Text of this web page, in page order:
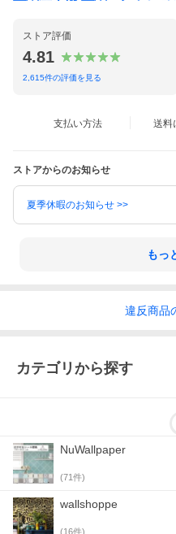
ストア評価
4.81
2,615件の評価を見る
支払い方法 送料
ストアからのお知らせ
夏季休暇のお知らせ >>
もっ
違反商品
カテゴリから探す
NuWallpaper
(71件)
wallshoppe
(16件)